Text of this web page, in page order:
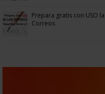
Prepara gratis con USO
Correos